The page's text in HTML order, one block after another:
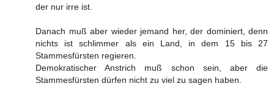
der nur irre ist.
Danach muß aber wieder jemand her, der dominiert, denn
nichts ist schlimmer als ein Land, in dem 15 bis 27
Stammesfürsten regieren.
Demokratischer Anstrich muß schon sein, aber die
Stammesfürsten dürfen nicht zu viel zu sagen haben.